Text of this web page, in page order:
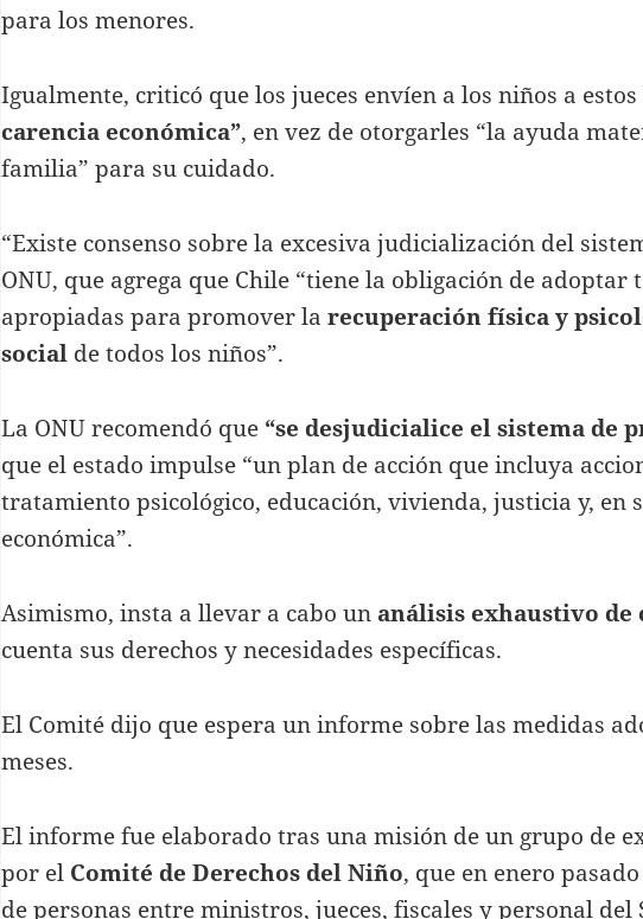
para los menores.
Igualmente, criticó que los jueces envíen a los niños a estos
carencia económica”, en vez de otorgarles “la ayuda
familia” para su cuidado.
“Existe consenso sobre la excesiva judicialización del
ONU, que agrega que Chile “tiene la obligación de adoptar
apropiadas para promover larecuperación física y
social de todos los niños”.
La ONU recomendó que “se desjudicialice el sistema de
que el estado impulse “un plan de acción que incluya
tratamiento psicológico, educación, vivienda, justicia y, en
económica”.
Asimismo, insta a llevar a cabo un análisis exhaustivo de
cuenta sus derechos y necesidades específicas.
El Comité dijo que espera un informe sobre las medidas
meses.
El informe fue elaborado tras una misión de un grupo de
por el Comité de Derechos del Niño, que en enero
de personas entre ministros, jueces, fiscales y personal del